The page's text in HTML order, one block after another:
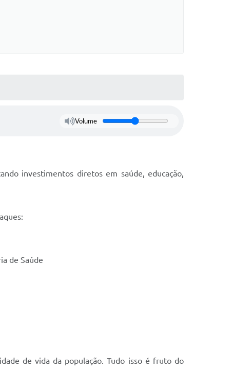
Volume
investimentos diretos em saúde, educação,
de Saúde
de vida da população. Tudo isso é fruto do